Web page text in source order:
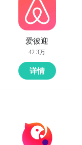
爱彼迎
42.3万
详情